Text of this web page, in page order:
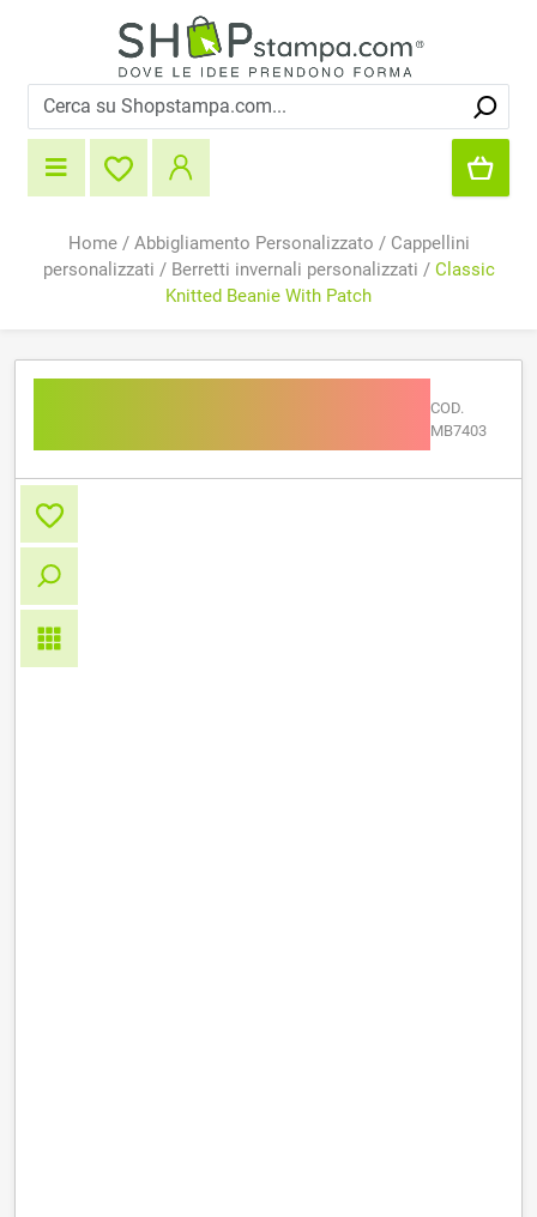
Home/ Abbigliamento Personalizzato / Cappellini
personalizzati / Berretti invernali personalizzati / Classic
Knitted Beanie With Patch
COD.
MB7403